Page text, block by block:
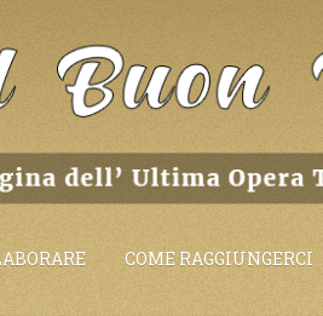
COME RAGGIUNGERCI